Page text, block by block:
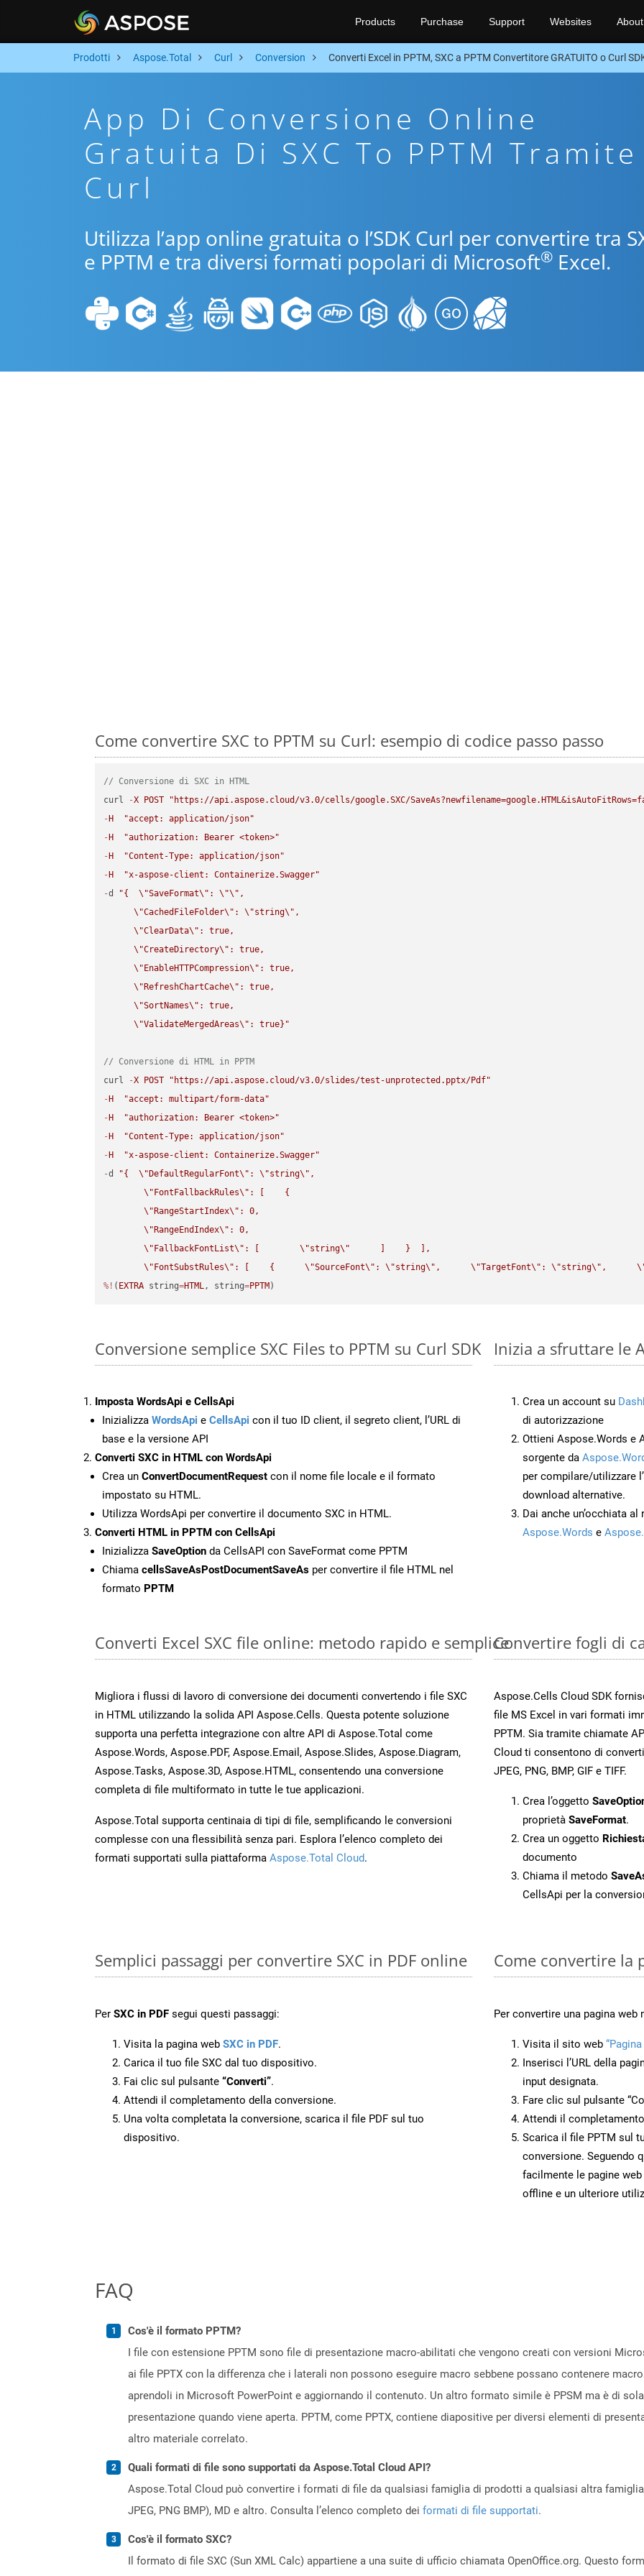
Products Purchase Support Websites About
Prodotti Aspose.Total Curl Conversion Converti Excel in PPTM, SXC a PPTM Convertitore GRATUITO o Curl
App Di Conversione Online
Gratuita Di SXC To PPTM Tramite
Curl
Utilizza l’app online gratuita o l’SDK Curl per convertire tra
e PPTM e tra diversi formati popolari di Microsoft® Excel.
Come convertire SXC to PPTM su Curl: esempio di codice passo passo
// Conversione di SXC in HTML
curl
-X POST
"https://api.aspose.cloud/v3.0/cells/google.SXC/
- H
"accept: application/json"
- H
"authorization: Bearer <token>"
- H
"Content-Type: application/json"
- H
"x-aspose-client: Containerize.Swagger"
-d "{ \"SaveFormat\" : \"\" ,
\"CachedFileFolder\" : \"string\" ,
\"ClearData\" : true,
\"CreateDirectory\" : true,
\" EnableHTTPCompression\" : true,
\" RefreshChartCache\" : true,
\"SortNames\" : true,
\"ValidateMergedAreas\" : true}"
// Conversione di HTML in PPTM
curl
-X POST
"https://api.aspose.cloud/v3.0/slides/test-unprotected.pptx/Pdf"
- H
"accept: multipart/form-data"
- H
"authorization: Bearer <token>"
- H
"Content-Type: application/json"
- H
"x-aspose-client: Containerize.Swagger"
-d "{ \" DefaultRegularFont\" : \"string\" ,
\" FontFallbackRules\" : [    {
\" RangeStartIndex\" : 0,
\" RangeEndIndex\" : 0,
\" FallbackFontList\" : [ \"string\"
      ]    }  ],
\" FontSubstRules\" : [    { \"SourceFont\" : \"string\" , \"TargetFont\" : \"string\" ,
%! ( EXTRA string=HTML, string=PPTM )
Conversione semplice SXC Files to PPTM su Curl SDK
Imposta WordsApi e CellsApi
Inizializza WordsApi e CellsApi con il tuo ID client, il segreto client, l’URL di
base e la versione API
Converti SXC in HTML con WordsApi
Crea un ConvertDocumentRequest con il nome file locale e il formato
impostato su HTML.
Utilizza WordsApi per convertire il documento SXC in HTML.
Converti HTML in PPTM con CellsApi
Inizializza SaveOption da CellsAPI con SaveFormat come PPTM
Chiama cellsSaveAsPostDocumentSaveAs per convertire il file HTML nel
formato PPTM
Inizia a sfruttare le
Crea un account su
di autorizzazione
Ottieni Aspose.Words e
sorgente da
per compilare/utilizzare
download alternative.
Dai anche un’occhiata
Aspose.Words e
Converti Excel SXC file online: metodo rapido e semplice
Migliora i flussi di lavoro di conversione dei documenti convertendo i file SXC
in HTML utilizzando la solida API Aspose.Cells. Questa potente soluzione
supporta una perfetta integrazione con altre API di Aspose.Total come
Aspose.Words, Aspose.PDF, Aspose.Email, Aspose.Slides, Aspose.Diagram,
Aspose.Tasks, Aspose.3D, Aspose.HTML, consentendo una conversione
completa di file multiformato in tutte le tue applicazioni.
Aspose.Total supporta centinaia di tipi di file, semplificando le conversioni
complesse con una flessibilità senza pari. Esplora l’elenco completo dei
formati supportati sulla piattaforma Aspose.Total Cloud.
Convertire fogli di
Aspose.Cells Cloud SDK
file MS Excel in vari formati
PPTM. Sia tramite chiamate
Cloud ti consentono di
JPEG, PNG, BMP, GIF e TIFF.
Crea l’oggetto
proprietà SaveFormat.
Crea un oggetto
documento
Chiama il metodo
CellsApi per la
Semplici passaggi per convertire SXC in PDF online
Per SXC in PDF segui questi passaggi:
Visita la pagina web SXC in PDF.
Carica il tuo file SXC dal tuo dispositivo.
Fai clic sul pulsante “Converti”.
Attendi il completamento della conversione.
Una volta completata la conversione, scarica il file PDF sul tuo
dispositivo.
Come convertire la
Per convertire una pagina
Visita il sito web
Inserisci l’URL della
input designata.
Fare clic sul pulsante
Attendi il
Scarica il file PPTM sul
conversione. Seguendo
facilmente le pagine
offline e un ulteriore
FAQ
Cos'è il formato PPTM?
I file con estensione PPTM sono file di presentazione macro-abilitati che vengono creati con versioni
ai file PPTX con la differenza che i laterali non possono eseguire macro sebbene possano contenere
aprendoli in Microsoft PowerPoint e aggiornando il contenuto. Un altro formato simile è PPSM ma è di
presentazione quando viene aperta. PPTM, come PPTX, contiene diapositive per diversi elementi di
altro materiale correlato.
Quali formati di file sono supportati da Aspose.Total Cloud API?
Aspose.Total Cloud può convertire i formati di file da qualsiasi famiglia di prodotti a qualsiasi altra famiglia
JPEG, PNG BMP), MD e altro. Consulta l’elenco completo dei formati di file supportati.
Cos'è il formato SXC?
Il formato di file SXC (Sun XML Calc) appartiene a una suite di ufficio chiamata OpenOffice.org. Questo